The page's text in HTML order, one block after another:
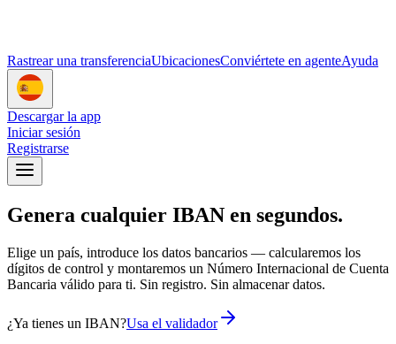
Rastrear una transferenciaUbicacionesConviértete en agenteAyuda
Descargar la app
Iniciar sesión
Registrarse
Genera cualquier IBAN en segundos.
Elige un país, introduce los datos bancarios — calcularemos los
dígitos de control y montaremos un Número Internacional de Cuenta
Bancaria válido para ti. Sin registro. Sin almacenar datos.
¿Ya tienes un IBAN?Usa el validador